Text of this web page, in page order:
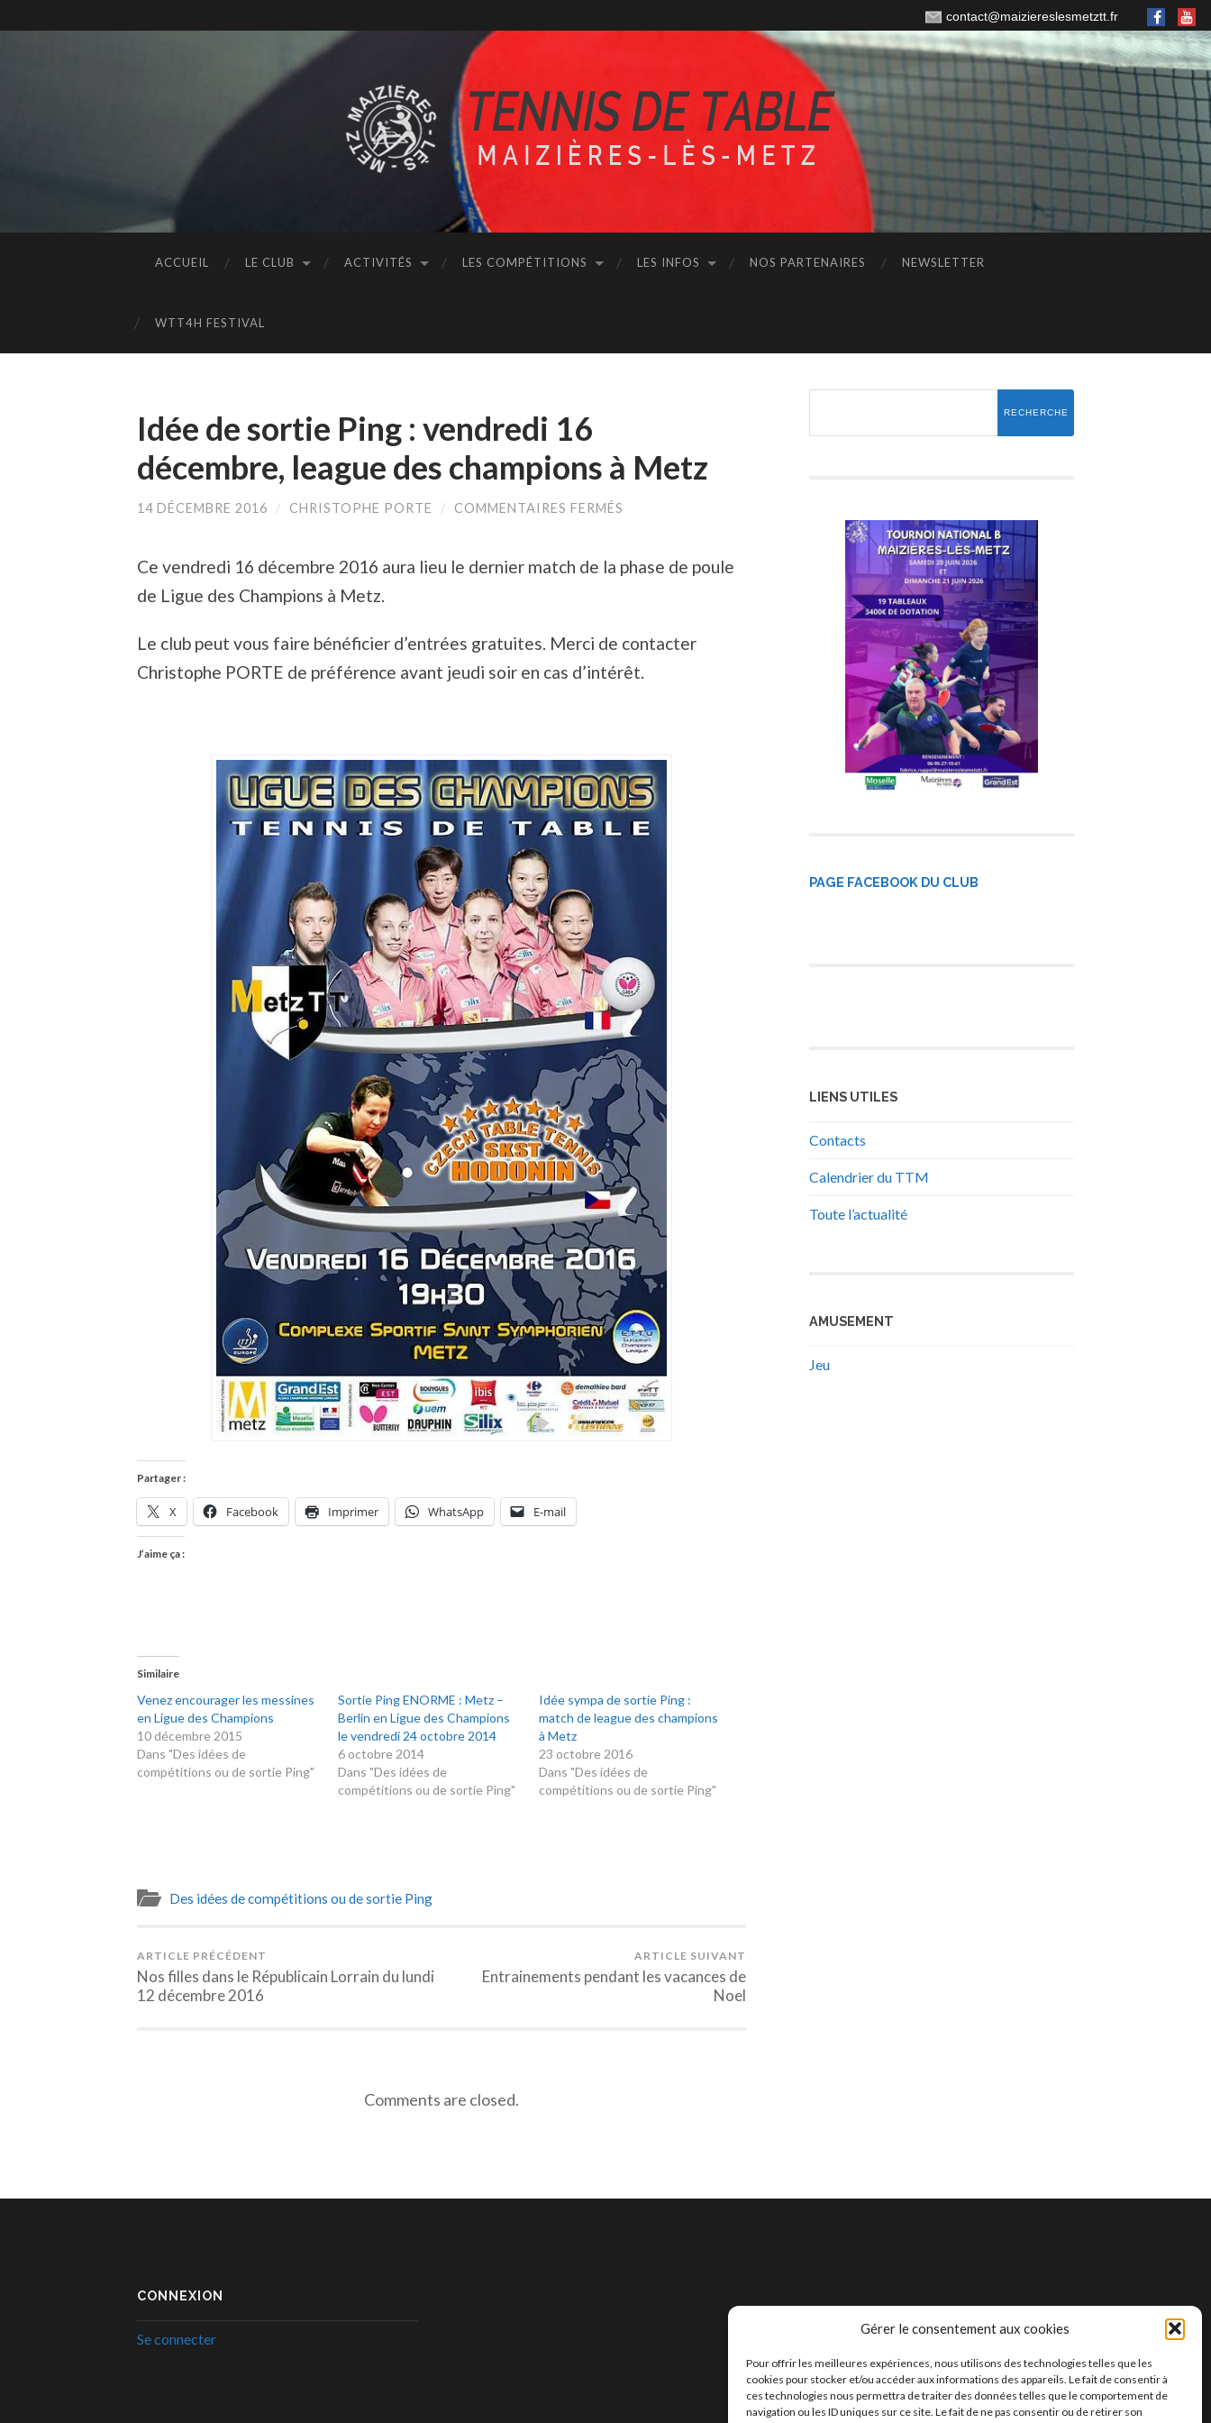
Gérer le consentement aux cookies
Pour offrir les meilleures expériences, nous utilisons des technologies telles que les
cookies pour stocker et/ou accéder aux informations des appareils. Le fait de consentir à
ces technologies nous permettra de traiter des données telles que le comportement de
navigation ou les ID uniques sur ce site. Le fait de ne pas consentir ou de retirer son
contact@maiziereslesmetztt.fr
ACCUEIL LE CLUB ACTIVITÉS LES COMPÉTITIONS LES INFOS NOS PARTENAIRES NEWSLETTER
WTT4H FESTIVAL
Idée de sortie Ping : vendredi 16
décembre, league des champions à Metz
14 DÉCEMBRE 2016 / CHRISTOPHE PORTE / COMMENTAIRES FERMÉS
PING
LEAGUE
CHAMPIONS
Ce vendredi 16 décembre 2016 aura lieu le dernier match de la phase de poule
de Ligue des Champions à Metz.
Le club peut vous faire bénéficier d’entrées gratuites. Merci de contacter
Christophe PORTE de préférence avant jeudi soir en cas d’intérêt.
Partager :
X Facebook Imprimer WhatsApp E-mail
J’aime ça :
Similaire
Venez encourager les messines
en Ligue des Champions
10 décembre 2015
Dans "Des idées de
compétitions ou de sortie Ping"
Sortie Ping ENORME : Metz –
Berlin en Ligue des Champions
le vendredi 24 octobre 2014
6 octobre 2014
Dans "Des idées de
compétitions ou de sortie Ping"
Idée sympa de sortie Ping :
match de league des champions
à Metz
23 octobre 2016
Dans "Des idées de
compétitions ou de sortie Ping"
Des idées de compétitions ou de sortie Ping
ARTICLE PRÉCÉDENT
Nos filles dans le Républicain Lorrain du lundi
12 décembre 2016
ARTICLE SUIVANT
Entrainements pendant les vacances de
Noel
Comments are closed.
PAGE FACEBOOK DU CLUB
LIENS UTILES
Contacts
Calendrier du TTM
Toute l’actualité
AMUSEMENT
Jeu
CONNEXION
Se connecter